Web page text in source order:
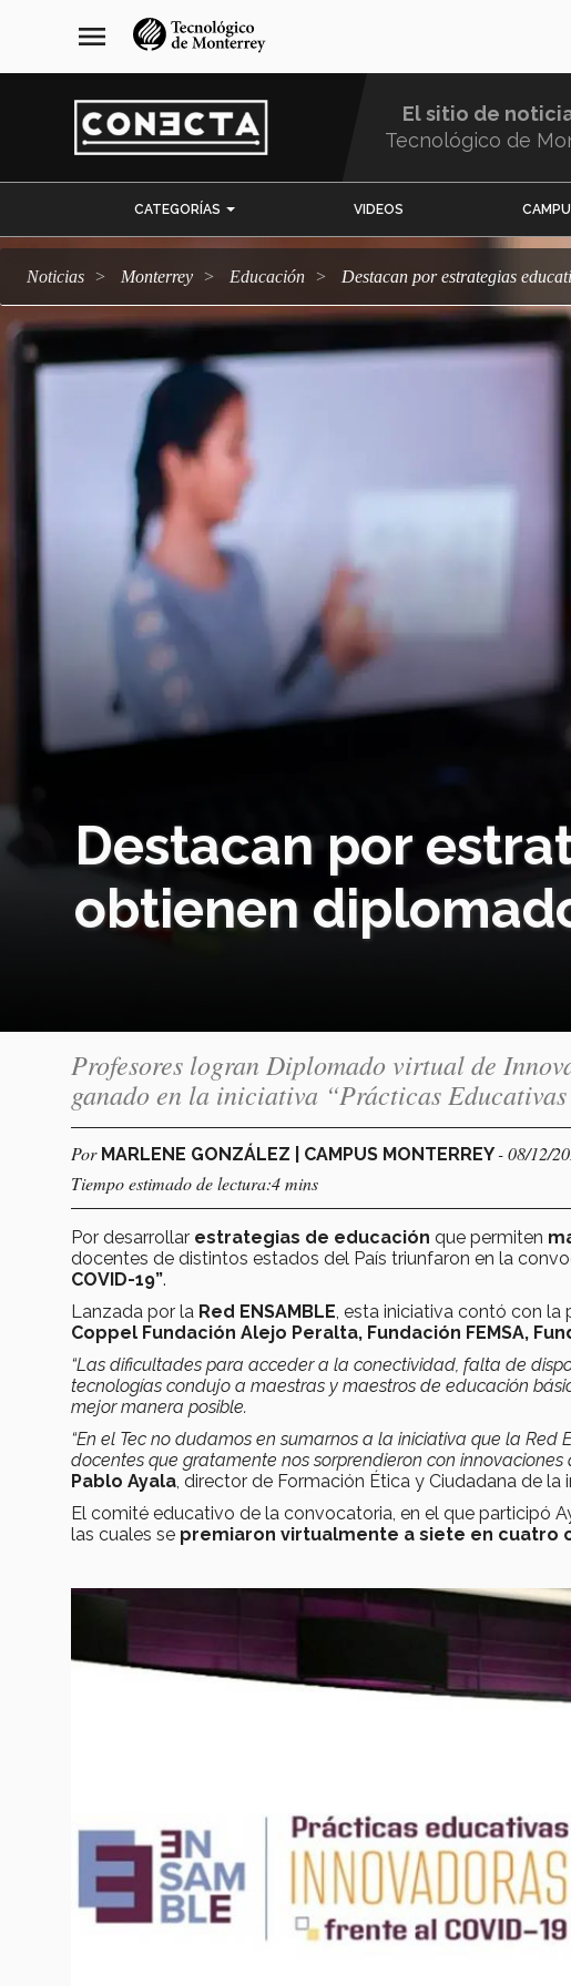
navegación
principal
menu
El sitio de
Tecnológico de
CATEGORÍAS VIDEOS
Noticias Monterrey Educación Destacan por estrategias
Destacan por
obtienen
Profesores logran Diplomado virtual de
ganado en la iniciativa “Prácticas
Por MARLENE GONZÁLEZ | CAMPUS MONTERREY- 08/12/
Tiempo estimado de lectura:4 mins
Por desarrollar estrategias de educación que permiten
docentes de distintos estados del País triunfaron en la
COVID-19”.
Lanzada por la Red ENSAMBLE , esta iniciativa contó con la
Coppel Fundación Alejo Peralta, Fundación FEMSA,
“Las dificultades para acceder a la conectividad, falta de
tecnologías condujo a maestras y maestros de educación
mejor manera posible.
“En el Tec no dudamos en sumarnos a la iniciativa que la
docentes que gratamente nos sorprendieron con
Pablo Ayala , director de Formación Ética y Ciudadana de la
El comité educativo de la convocatoria, en el que participó
las cuales se premiaron virtualmente a siete en cuatro